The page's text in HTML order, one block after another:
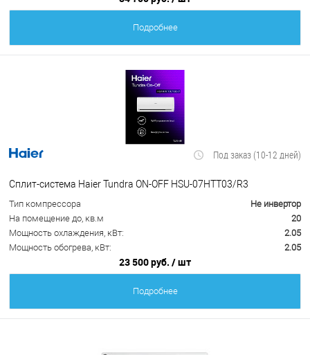
Подробнее
Под заказ (10-12 дней)
Сплит-система Haier Tundra ON-OFF HSU-07HTT03/R3
Тип компрессора
Не инвертор
На помещение до, кв.м
20
Мощность охлаждения, кВт:
2.05
Мощность обогрева, кВт:
2.05
23 500 руб. / шт
Подробнее